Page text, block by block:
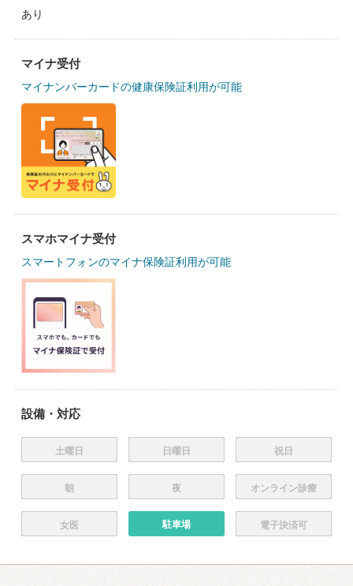
あり
マイナ受付
マイナンバーカードの健康保険証利用が可能
スマホマイナ受付
スマートフォンのマイナ保険証利用が可能
設備・対応
土曜日 日曜日 祝日
朝 夜 オンライン診療
女医 駐車場 電子決済可